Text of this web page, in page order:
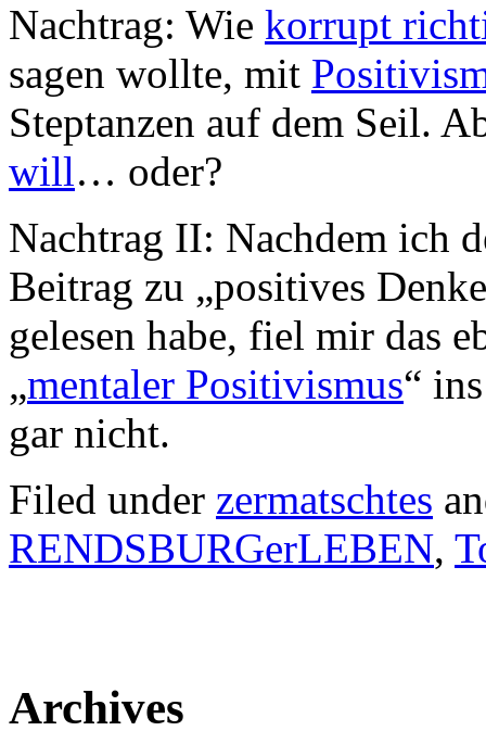
Nachtrag: Wie korrupt
sagen wollte, mit
Steptanzen auf dem Seil.
will… oder?
Nachtrag II: Nachdem ich
Beitrag zu „positives
gelesen habe, fiel mir das
„mentaler Positivismus“
gar nicht.
Filed under zermatschtes
RENDSBURGerLEBEN,
Archives